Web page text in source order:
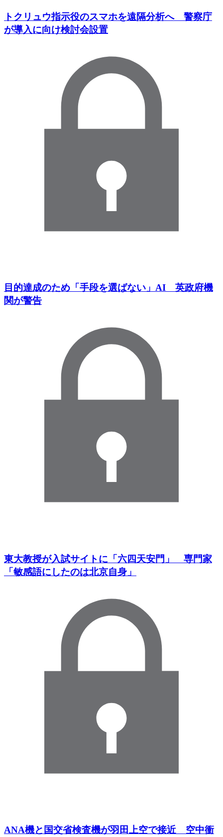
トクリュウ指示役のスマホを遠隔分析へ 警察庁
が導入に向け検討会設置
目的達成のため「手段を選ばない」AI 英政府機
関が警告
東大教授が入試サイトに「六四天安門」 専門家
「敏感語にしたのは北京自身」
ANA機と国交省検査機が羽田上空で接近 空中衝